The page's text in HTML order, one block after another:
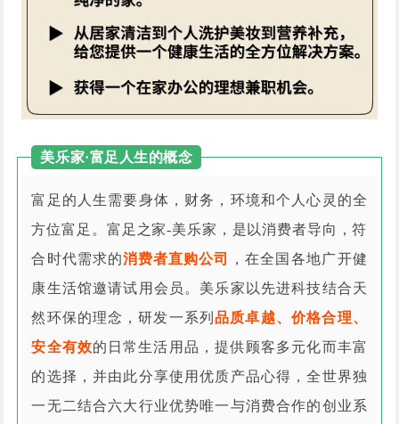
美乐家·富足人生的概念
富足的人生需要身体，财务，环境和个人心灵的全
方位富足。富足之家-美乐家，是以消费者导向，符
合时代需求的消费者直购公司
，在全国各地广开健
康生活馆邀请试用会员。美乐家以先进科技结合天
然环保的理念，研发一系列 品质卓越、价格合理、
安全有效的日常生活用品，提供顾客多元化而丰富
的选择，并由此分享使用优质产品心得，全世界独
一无二结合六大行业优势唯一与消费合作的创业系